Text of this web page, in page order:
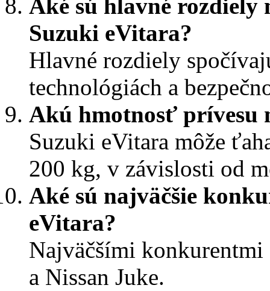
Aké sú hlavné
Suzuki eVitara?
Hlavné rozdiely
technológiách a
Akú hmotnosť prívesu
Suzuki eVitara môže
200 kg, v závislosti od
Aké sú najväčšie
eVitara?
Najväčšími
a Nissan Juke.